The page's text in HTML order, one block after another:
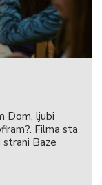
Dom, ljubi
Filma sta
Baze